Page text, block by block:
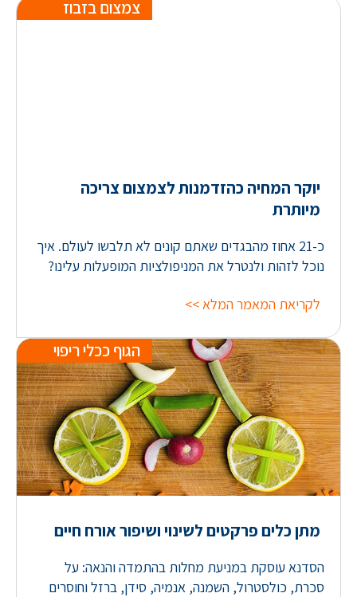
יוקר המחיה כהזדמנות לצמצום צריכה
מיותרת
צמצום בזבוז
כ-21 אחוז מהבגדים שאתם קונים לא תלבשו לעולם. איך
נוכל לזהות ולנטרל את המניפולציות המופעלות עלינו?
לקריאת המאמר המלא >>
מתן כלים פרקטים לשינוי ושיפור אורח חיים
הגוף ככלי ריפוי
הסדנא עוסקת במניעת מחלות בהתמדה והנאה: על
סכרת, כולסטרול, השמנה, אנמיה, סידן, ברזל וחוסרים